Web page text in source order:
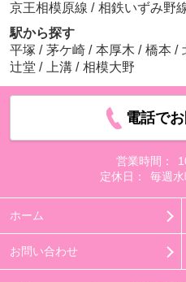
京王相模原線 / 相鉄いずみ野
駅から探す
平塚 / 茅ケ崎 / 本厚木 / 橋本 /
辻堂 / 上溝 / 相模大野
電話で
営業時間：
定休日：
毎週
ホーム
お問い合わせ